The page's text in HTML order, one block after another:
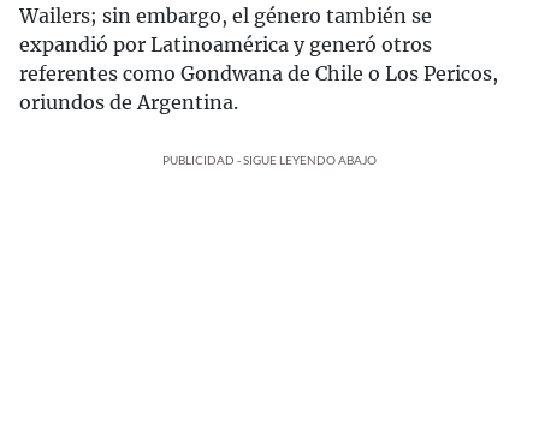
Wailers; sin embargo, el género también se
expandió por Latinoamérica y generó otros
referentes como Gondwana de Chile o Los Pericos,
oriundos de Argentina.
PUBLICIDAD - SIGUE LEYENDO ABAJO